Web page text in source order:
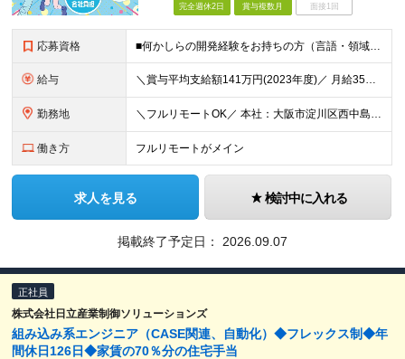
完全週休2日 賞与複数月 面接1回
応募資格 ■何かしらの開発経験をお持ちの方（言語・領域・工程・年数は不問） ■学歴不問
給与 ＼賞与平均支給額141万円(2023年度)／ 月給35万円～＋交通費全額支給＋賞与年2回 【指示なく設計できる方】 月給35万円～＋交通費全額支給＋賞与年2回 【VB6、C#等の他者のプログラムを
勤務地 ＼フルリモートOK／ 本社：大阪市淀川区西中島3-19-13 第2ユヤマビル4F (変更の範囲)上記を除く当社関連勤務地 ※関西に本社あり※
働き方 フルリモートがメイン
求人を見る 検討中に入れる
掲載終了予定日： 2026.09.07
正社員
株式会社日立産業制御ソリューションズ
組み込み系エンジニア（CASE関連、自動化）◆フレックス制◆年
間休日126日◆家賃の70％分の住宅手当